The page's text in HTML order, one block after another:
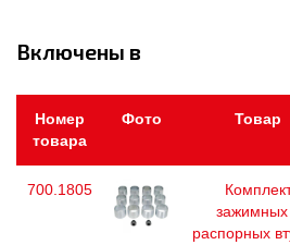
Включены в
Номер
товара
Фото Товар
700.1805
зажимных
распорных